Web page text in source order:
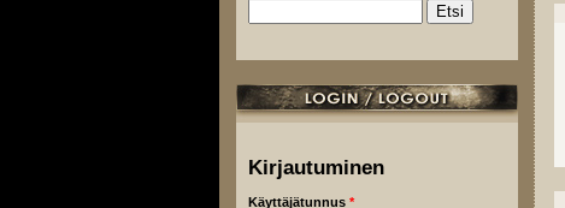
Hakulomake
Kirjautuminen
Käyttäjätunnus *